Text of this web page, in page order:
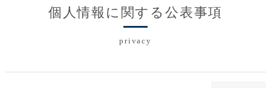
個人情報に関する公表事項
privacy